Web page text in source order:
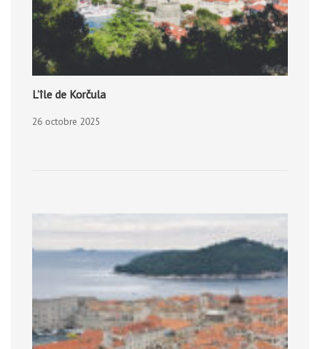
L’île de Korčula
26 octobre 2025